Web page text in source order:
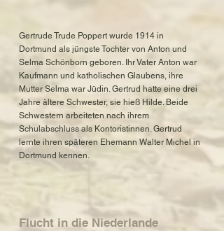
Gertrude Trude Poppert wurde 1914 in
Dortmund als jüngste Tochter von Anton und
Selma Schönborn geboren. Ihr Vater Anton war
Kaufmann und katholischen Glaubens, ihre
Mutter Selma war Jüdin. Gertrud hatte eine drei
Jahre ältere Schwester, sie hieß Hilde. Beide
Schwestern arbeiteten nach ihrem
Schulabschluss als Kontoristinnen. Gertrud
lernte ihren späteren Ehemann Walter Michel in
Dortmund kennen.
Flucht in die Niederlande